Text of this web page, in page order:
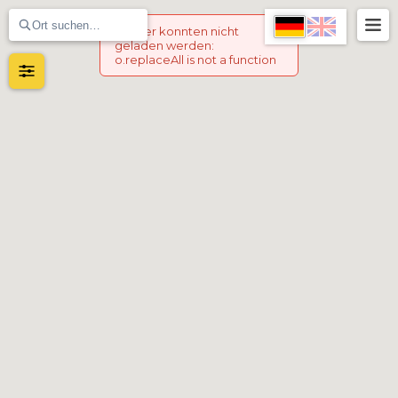
Marker konnten nicht
geladen werden:
o.replaceAll is not a function